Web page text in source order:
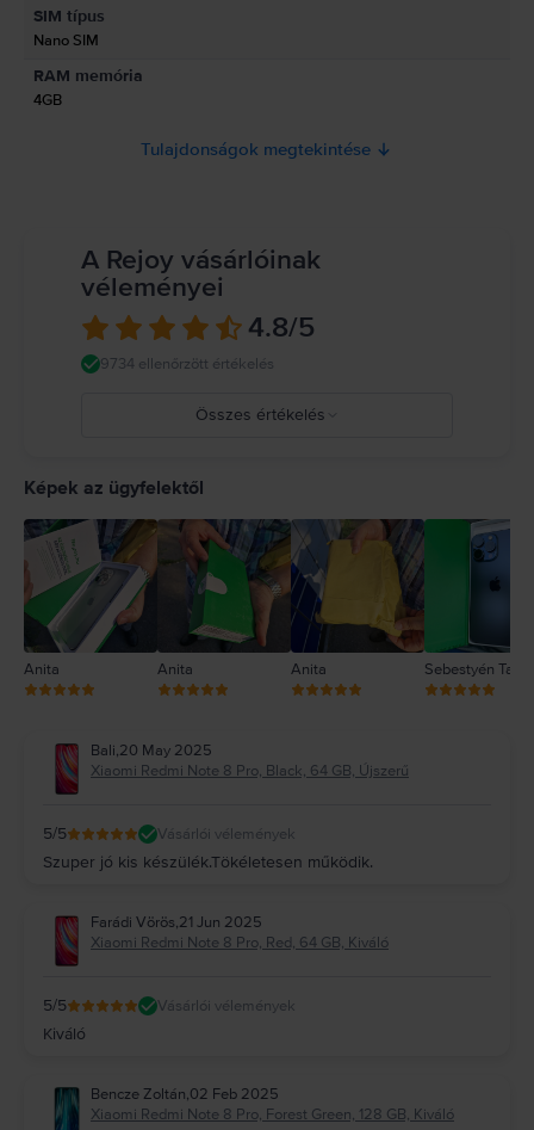
Információk a termékre vonatkozó biztonsági figyelmeztetésekről.
Jelenleg a termékbiztonsági információk nem állnak rendelkezésre.
SIM típus
Nano SIM
RAM memória
4GB
Tulajdonságok megtekintése
A Rejoy vásárlóinak
véleményei
4.8/5
9734 ellenőrzött értékelés
Összes értékelés
2
1
Képek az ügyfelektől
Anita Anita Anita Sebestyén
Bali,20 May 2025
Xiaomi Redmi Note 8 Pro, Black, 64 GB, Újszerű
5/5 Vásárlói vélemények
Szuper jó kis készülék.Tökéletesen működik.
Farádi Vörös,21 Jun 2025
Xiaomi Redmi Note 8 Pro, Red, 64 GB, Kiváló
5/5 Vásárlói vélemények
Kiváló
Bencze Zoltán,02 Feb 2025
Xiaomi Redmi Note 8 Pro, Forest Green, 128 GB, Kiváló